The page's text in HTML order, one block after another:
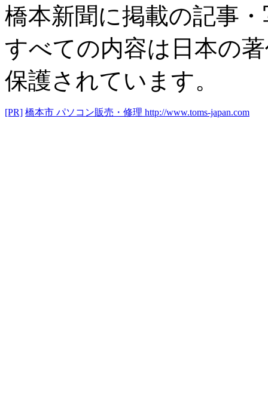
橋本新聞に掲載の記事
すべての内容は日本の
保護されています。
[PR] 橋本市 パソコン販売・修理 http://www.toms-japan.com